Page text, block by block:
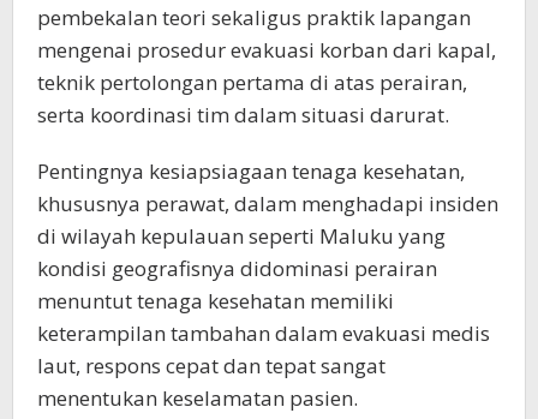
pembekalan teori sekaligus praktik lapangan
mengenai prosedur evakuasi korban dari kapal,
teknik pertolongan pertama di atas perairan,
serta koordinasi tim dalam situasi darurat.
Pentingnya kesiapsiagaan tenaga kesehatan,
khususnya perawat, dalam menghadapi insiden
di wilayah kepulauan seperti Maluku yang
kondisi geografisnya didominasi perairan
menuntut tenaga kesehatan memiliki
keterampilan tambahan dalam evakuasi medis
laut, respons cepat dan tepat sangat
menentukan keselamatan pasien.